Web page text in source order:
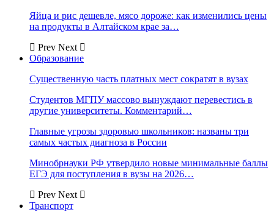
Яйца и рис дешевле, мясо дороже: как изменились цены
на продукты в Алтайском крае за…
Prev Next
Образование
Существенную часть платных мест сократят в вузах
Студентов МГПУ массово вынуждают перевестись в
другие университеты. Комментарий…
Главные угрозы здоровью школьников: названы три
самых частых диагноза в России
Минобрнауки РФ утвердило новые минимальные баллы
ЕГЭ для поступления в вузы на 2026…
Prev Next
Транспорт